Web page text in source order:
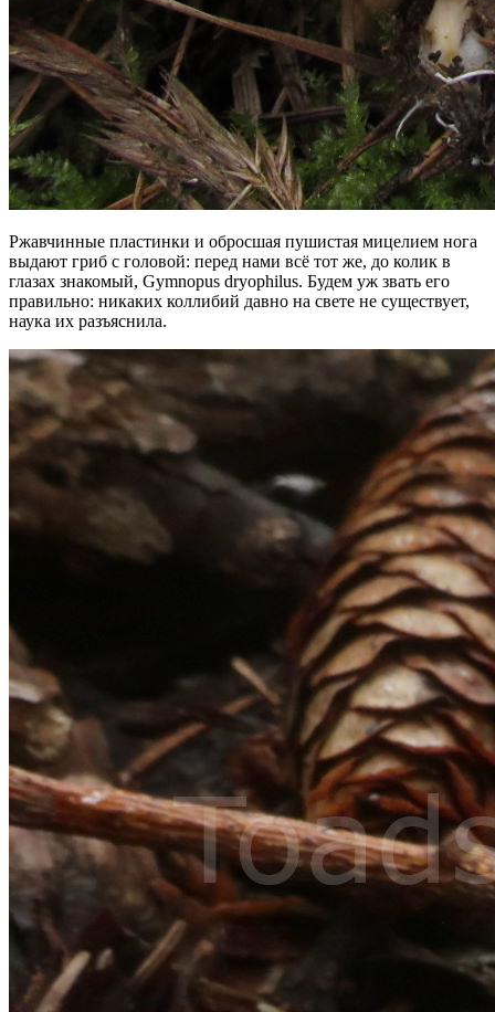
Ржавчинные пластинки и обросшая пушистая мицелием нога
выдают гриб с головой: перед нами всё тот же, до колик в
глазах знакомый, Gymnopus dryophilus. Будем уж звать его
правильно: никаких коллибий давно на свете не существует,
наука их разъяснила.